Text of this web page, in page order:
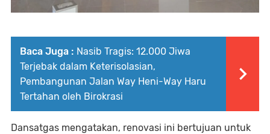
Baca Juga : Nasib Tragis: 12.000 Jiwa
Terjebak dalam Keterisolasian,
Pembangunan Jalan Way Heni-Way Haru
Tertahan oleh Birokrasi
Dansatgas mengatakan, renovasi ini bertujuan untuk